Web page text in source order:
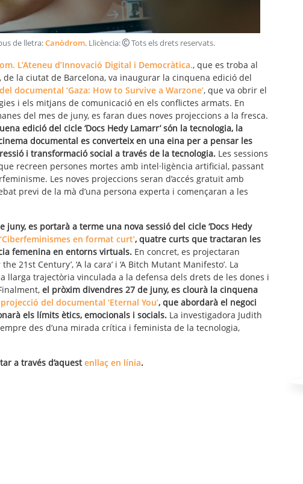
de lletra:Canòdrom. Llicència: Tots els drets reservats.
L’Ateneu d’Innovació Digital i Democràtica., que es troba al
de la ciutat de Barcelona, va inaugurar la cinquena edició del
documental ‘Gaza: How to Survive a Warzone’, que va obrir el
i els mitjans de comunicació en els conflictes armats. En
del mes de juny, es faran dues noves projeccions a la fresca.
edició del cicle ‘Docs Hedy Lamarr’ són la tecnologia, la
documental es converteix en una eina per a pensar les
i transformació social a través de la tecnologia. Les sessions
recreen persones mortes amb intel·ligència artificial, passant
Les noves projeccions seran d’accés gratuït amb
previ de la mà d’una persona experta i començaran a les
es portarà a terme una nova sessió del cicle ‘Docs Hedy
en format curt’, quatre curts que tractaran les
femenina en entorns virtuals. En concret, es projectaran
21st Century’, ‘A la cara’ i ‘A Bitch Mutant Manifesto’. La
llarga trajectòria vinculada a la defensa dels drets de les dones i
el pròxim divendres 27 de juny, es clourà la cinquena
del documental ‘Eternal You’, que abordarà el negoci
els límits ètics, emocionals i socials. La investigadora Judith
des d’una mirada crítica i feminista de la tecnologia,
a través d’aquestenllaç en línia.